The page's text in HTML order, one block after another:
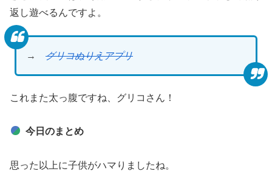
返し遊べるんですよ。
→ グリコぬりえアプリ
これまた太っ腹ですね、グリコさん！
今日のまとめ
思った以上に子供がハマりましたね。